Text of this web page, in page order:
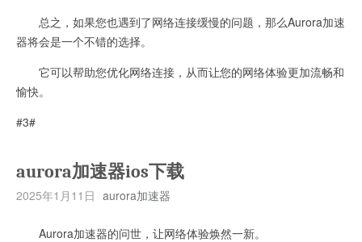
总之，如果您也遇到了网络连接缓慢的问题，那么Aurora加速
器将会是一个不错的选择。
它可以帮助您优化网络连接，从而让您的网络体验更加流畅和
愉快。
#3#
aurora加速器ios下载
2025年1月11日 aurora加速器
Aurora加速器的问世，让网络体验焕然一新。